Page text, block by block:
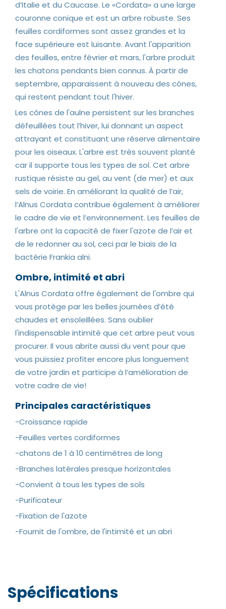
d’Italie et du Caucase. Le «Cordata» a une large
couronne conique et est un arbre robuste. Ses
feuilles cordiformes sont assez grandes et la
face supérieure est luisante. Avant l'apparition
des feuilles, entre février et mars, l'arbre produit
les chatons pendants bien connus. À partir de
septembre, apparaissent à nouveau des cônes,
qui restent pendant tout l'hiver.
Les cônes de l'aulne persistent sur les branches
défeuillées tout l’hiver, lui donnant un aspect
attrayant et constituant une réserve alimentaire
pour les oiseaux. L'arbre est très souvent planté
car il supporte tous les types de sol. Cet arbre
rustique résiste au gel, au vent (de mer) et aux
sels de voirie. En améliorant la qualité de l’air,
l’Alnus Cordata contribue également à améliorer
le cadre de vie et l’environnement. Les feuilles de
l'arbre ont la capacité de fixer l'azote de l’air et
de le redonner au sol, ceci par le biais de la
bactérie Frankia alni.
Ombre, intimité et abri
L'Alnus Cordata offre également de l'ombre qui
vous protège par les belles journées d’été
chaudes et ensoleillées. Sans oublier
l'indispensable intimité que cet arbre peut vous
procurer. Il vous abrite aussi du vent pour que
vous puissiez profiter encore plus longuement
de votre jardin et participe à l’amélioration de
votre cadre de vie!
Principales caractéristiques
-Croissance rapide
-Feuilles vertes cordiformes
-chatons de 1 à 10 centimètres de long
-Branches latérales presque horizontales
-Convient à tous les types de sols
-Purificateur
-Fixation de l'azote
-Fournit de l'ombre, de l'intimité et un abri
Spécifications